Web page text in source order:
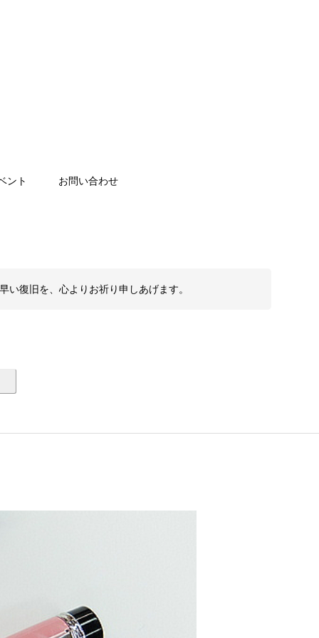
ント お問い合わせ
復旧を、心よりお祈り申しあげます。